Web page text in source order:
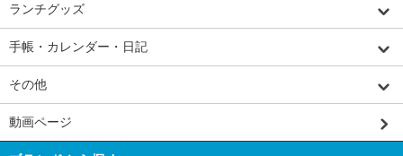
ランチグッズ
手帳・カレンダー・日記
その他
動画ページ